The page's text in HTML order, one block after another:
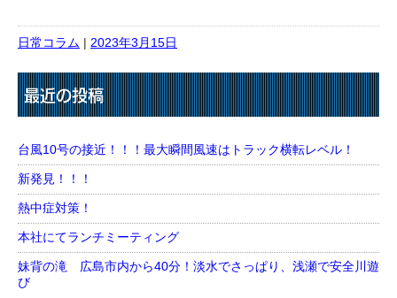
日常コラム | 2023年3月15日
最近の投稿
台風10号の接近！！！最大瞬間風速はトラック横転レベル！
新発見！！！
熱中症対策！
本社にてランチミーティング
妹背の滝 広島市内から40分！淡水でさっぱり、浅瀬で安全川遊
び